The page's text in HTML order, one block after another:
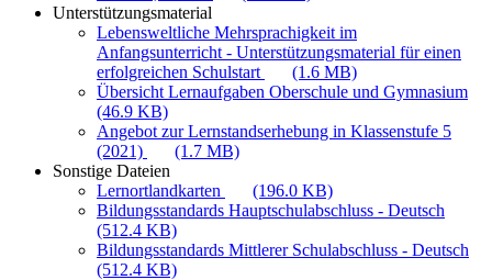
Unterstützungsmaterial
Lebensweltliche Mehrsprachigkeit im
Anfangsunterricht - Unterstützungsmaterial für einen
erfolgreichen Schulstart
(1.6 MB)
Übersicht Lernaufgaben Oberschule und Gymnasium
(46.9 KB)
Angebot zur Lernstandserhebung in Klassenstufe 5
(2021)
(1.7 MB)
Sonstige Dateien
Lernortlandkarten
(196.0 KB)
Bildungsstandards Hauptschulabschluss - Deutsch
(512.4 KB)
Bildungsstandards Mittlerer Schulabschluss - Deutsch
(512.4 KB)